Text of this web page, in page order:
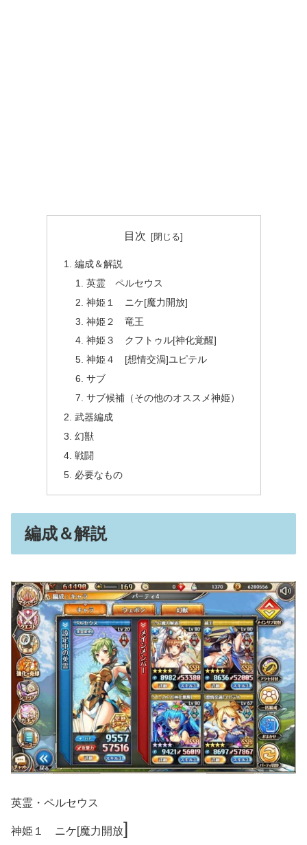
目次
編成＆解説
英霊 ペルセウス
神姫１ ニケ[魔力開放]
神姫２ 竜王
神姫３ クフトゥル[神化覚醒]
神姫４ [想情交渦]ユピテル
サブ
サブ候補（その他のオススメ神姫）
武器編成
幻獣
戦闘
必要なもの
編成＆解説
英霊・ペルセウス
神姫１ ニケ[魔力開放]